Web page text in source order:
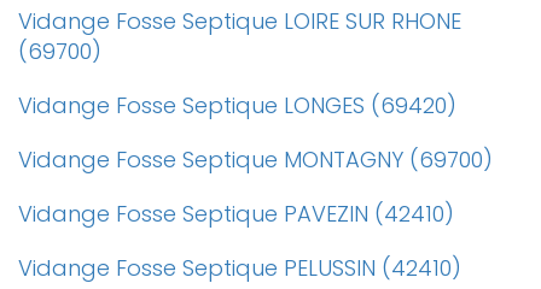
Vidange Fosse Septique LOIRE SUR RHONE
(69700)
Vidange Fosse Septique LONGES (69420)
Vidange Fosse Septique MONTAGNY (69700)
Vidange Fosse Septique PAVEZIN (42410)
Vidange Fosse Septique PELUSSIN (42410)